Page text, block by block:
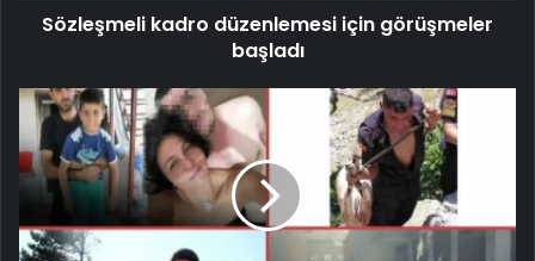
Sözleşmeli kadro düzenlemesi için görüşmeler
başladı